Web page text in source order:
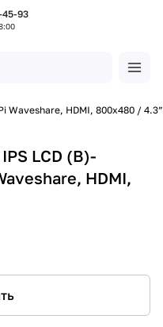
93
Waveshare, HDMI, 800x480 / 4.3”
LCD (B)-
HDMI,